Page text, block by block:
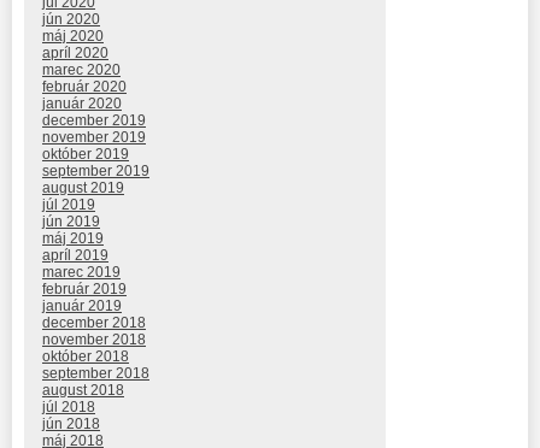
jún 2020
máj 2020
apríl 2020
marec 2020
február 2020
január 2020
december 2019
november 2019
október 2019
september 2019
august 2019
júl 2019
jún 2019
máj 2019
apríl 2019
marec 2019
február 2019
január 2019
december 2018
november 2018
október 2018
september 2018
august 2018
júl 2018
jún 2018
máj 2018